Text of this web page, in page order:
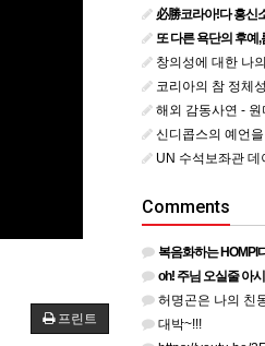
프린트
必勝코라아!다 흥신소?
또 다른 욕단의 후예,롬
창의성에 대한 나
코리아의 참 정체성
해외 감동사연 - 원
신디콥스의 예언
UN 수석보좌관 데이비드
Comments
복음화하는 HOMPI다 더러운 세력
oh! 주님 오실줄 아시고 일제시대에 환난의 바람을 불어 러시아의 한지역에서 중앙아시
허명곤은 나의 친동생으로 신실한 삶을 살아가고 있다. 한 편의 노래가 대중화 하지 않
대박~!!!